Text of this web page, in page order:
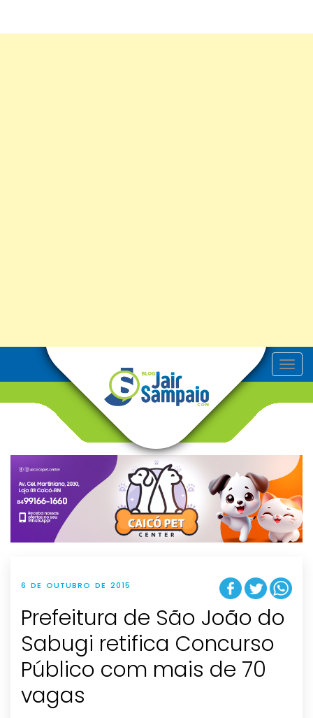
T
o
v
g
t
i
o
n
6 DE OUTUBRO DE 2015
Prefeitura de São João do
Sabugi retifica Concurso
Público com mais de 70
vagas